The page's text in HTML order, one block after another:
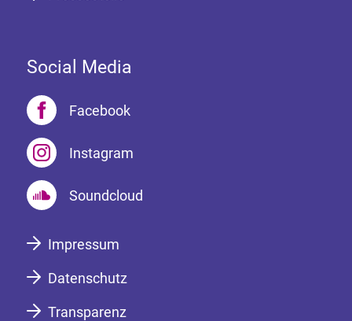
Social Media
Facebook
Instagram
Soundcloud
Impressum
Datenschutz
Transparenz